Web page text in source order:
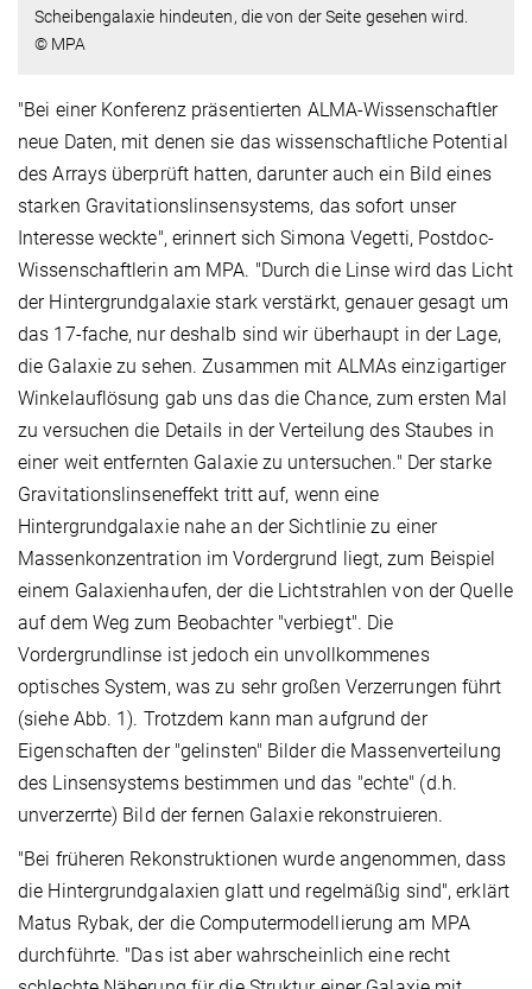
Scheibengalaxie hindeuten, die von der Seite gesehen wird.
© MPA
"Bei einer Konferenz präsentierten ALMA-Wissenschaftler
neue Daten, mit denen sie das wissenschaftliche Potential
des Arrays überprüft hatten, darunter auch ein Bild eines
starken Gravitationslinsensystems, das sofort unser
Interesse weckte", erinnert sich Simona Vegetti, Postdoc-
Wissenschaftlerin am MPA. "Durch die Linse wird das Licht
der Hintergrundgalaxie stark verstärkt, genauer gesagt um
das 17-fache, nur deshalb sind wir überhaupt in der Lage,
die Galaxie zu sehen. Zusammen mit ALMAs einzigartiger
Winkelauflösung gab uns das die Chance, zum ersten Mal
zu versuchen die Details in der Verteilung des Staubes in
einer weit entfernten Galaxie zu untersuchen." Der starke
Gravitationslinseneffekt tritt auf, wenn eine
Hintergrundgalaxie nahe an der Sichtlinie zu einer
Massenkonzentration im Vordergrund liegt, zum Beispiel
einem Galaxienhaufen, der die Lichtstrahlen von der Quelle
auf dem Weg zum Beobachter "verbiegt". Die
Vordergrundlinse ist jedoch ein unvollkommenes
optisches System, was zu sehr großen Verzerrungen führt
(siehe Abb. 1). Trotzdem kann man aufgrund der
Eigenschaften der "gelinsten" Bilder die Massenverteilung
des Linsensystems bestimmen und das "echte" (d.h.
unverzerrte) Bild der fernen Galaxie rekonstruieren.
"Bei früheren Rekonstruktionen wurde angenommen, dass
die Hintergrundgalaxien glatt und regelmäßig sind", erklärt
Matus Rybak, der die Computermodellierung am MPA
durchführte. "Das ist aber wahrscheinlich eine recht